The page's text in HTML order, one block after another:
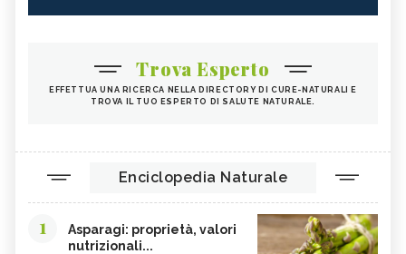
Trova Esperto
EFFETTUA UNA RICERCA NELLA DIRECTORY DI CURE-NATURALI E
TROVA IL TUO ESPERTO DI SALUTE NATURALE.
Enciclopedia Naturale
1
Asparagi: proprietà, valori
nutrizionali...